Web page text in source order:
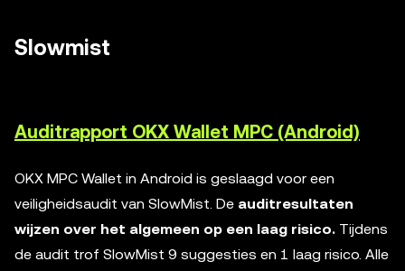
Slowmist
Auditrapport OKX Wallet MPC (Android)
OKX MPC Wallet in Android is geslaagd voor een
veiligheidsaudit van SlowMist. De auditresultaten
wijzen over het algemeen op een laag risico. Tijdens
de audit trof SlowMist 9 suggesties en 1 laag risico. Alle